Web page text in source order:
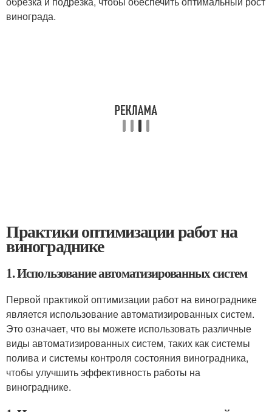
винограда.
Практики оптимизации работ на
винограднике
1. Использование автоматизированных систем
Первой практикой оптимизации работ на винограднике
является использование автоматизированных систем.
Это означает, что вы можете использовать различные
виды автоматизированных систем, таких как системы
полива и системы контроля состояния виноградника,
чтобы улучшить эффективность работы на
винограднике.